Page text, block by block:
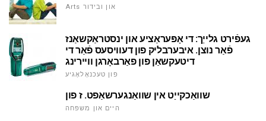
Arts און ובידור
געפֿירט גלייַך: די אָפּעראַציע און ינסטראַקשאַנז
פֿאַר נוצן. איבערבליק פון דעוויסעס פֿאַר די
דיטעקשאַן פון פאַרבאָרגן וויירינג
פון טעכנאָלאָגיע
שוואַכקייַט אין שוואַנגערשאַפט. ז פון
היים און משפּחה